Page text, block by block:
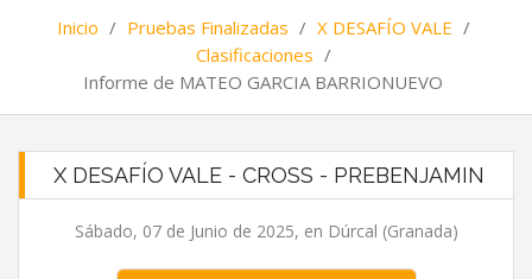
Inicio / Pruebas Finalizadas / X DESAFÍO VALE /
Clasificaciones /
Informe de MATEO GARCIA BARRIONUEVO
X DESAFÍO VALE - CROSS - PREBENJAMIN
Sábado, 07 de Junio de 2025, en Dúrcal (Granada)